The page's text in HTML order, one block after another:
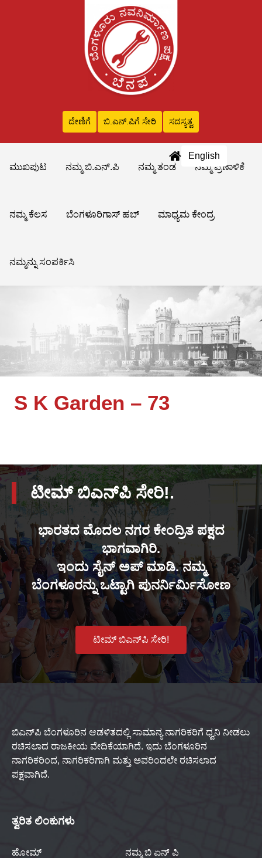
ದೇಣಿಗೆ ಬಿ.ಎನ್‌.ಪಿಗೆ ಸೇರಿ ಸದಸ್ಯತ್ವ
English
ಮುಖಪುಟ
ನಮ್ಮ ಬಿ.ಎನ್.ಪಿ ನಮ್ಮ ತಂಡ ನಮ್ಮ ಪ್ರಣಾಳಿಕೆ
ನಮ್ಮ ಕೆಲಸ ಬೆಂಗಳೂರಿಗಾಸ್ ಹಬ್ ಮಾಧ್ಯಮ ಕೇಂದ್ರ
ನಮ್ಮನ್ನು ಸಂಪರ್ಕಿಸಿ
S K Garden – 73
ಟೀಮ್ ಬಿಎನ್‌ಪಿ ಸೇರಿ!.
ಭಾರತದ ಮೊದಲ ನಗರ ಕೇಂದ್ರಿತ ಪಕ್ಷದ
ಭಾಗವಾಗಿರಿ.
ಇಂದು ಸೈನ್ ಅಪ್ ಮಾಡಿ. ನಮ್ಮ
ಬೆಂಗಳೂರನ್ನು ಒಟ್ಟಾಗಿ ಪುನರ್ನಿರ್ಮಿಸೋಣ
ಟೀಮ್ ಬಿಎನ್‌ಪಿ ಸೇರಿ!
ಬಿಎನ್‌ಪಿ ಬೆಂಗಳೂರಿನ ಆಡಳಿತದಲ್ಲಿ ಸಾಮಾನ್ಯ ನಾಗರಿಕರಿಗೆ ಧ್ವನಿ ನೀಡಲು
ರಚಿಸಲಾದ ರಾಜಕೀಯ ವೇದಿಕೆಯಾಗಿದೆ. ಇದು ಬೆಂಗಳೂರಿನ
ನಾಗರಿಕರಿಂದ, ನಾಗರಿಕರಿಗಾಗಿ ಮತ್ತು ಅವರಿಂದಲೇ ರಚಿಸಲಾದ
ಪಕ್ಷವಾಗಿದೆ.
ತ್ವರಿತ ಲಿಂಕುಗಳು
ಹೋಮ್ ನಮ್ಮ ಬಿ ಏನ್ ಪಿ